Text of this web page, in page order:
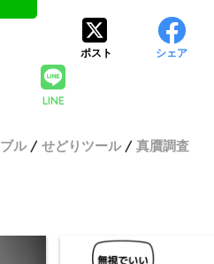
ポスト シェア
LINE
ル せどりツール 真贋調査